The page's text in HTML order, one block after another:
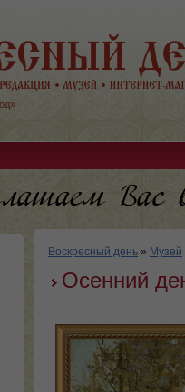
Воскресный день » Музей
Осенний